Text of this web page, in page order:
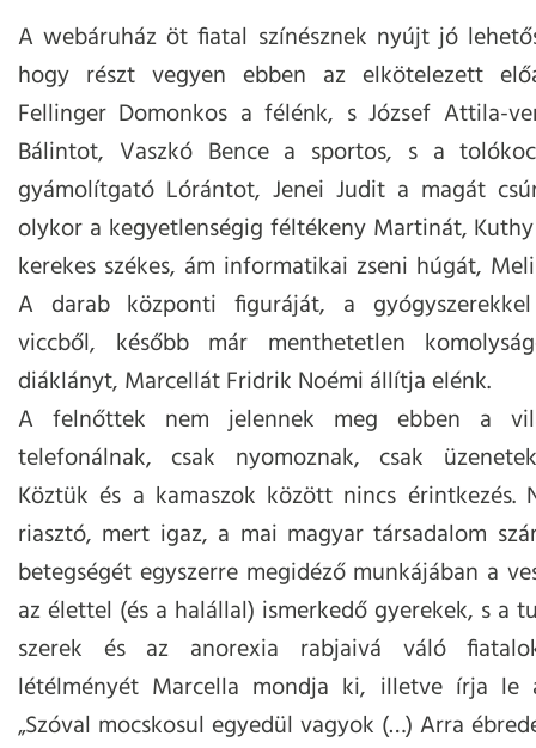
A webáruház öt fiatal színésznek nyújt jó
hogy részt vegyen ebben az elkötelezett
Fellinger Domonkos a félénk, s József Attila-
Bálintot, Vaszkó Bence a sportos, s a
gyámolítgató Lórántot, Jenei Judit a magát
olykor a kegyetlenségig féltékeny Martinát,
kerekes székes, ám informatikai zseni húgát,
A darab központi figuráját, a
viccből, később már menthetetlen
diáklányt, Marcellát Fridrik Noémi állítja elénk.
A felnőttek nem jelennek meg ebben a
telefonálnak, csak nyomoznak, csak
Köztük és a kamaszok között nincs érintkezés.
riasztó, mert igaz, a mai magyar társadalom
betegségét egyszerre megidéző munkájában a
az élettel (és a halállal) ismerkedő gyerekek, s a
szerek és az anorexia rabjaivá váló
létélményét Marcella mondja ki, illetve írja le
„Szóval mocskosul egyedül vagyok (…) Arra